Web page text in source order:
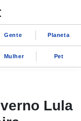
Gente Planeta
Mulher Pet
Lula